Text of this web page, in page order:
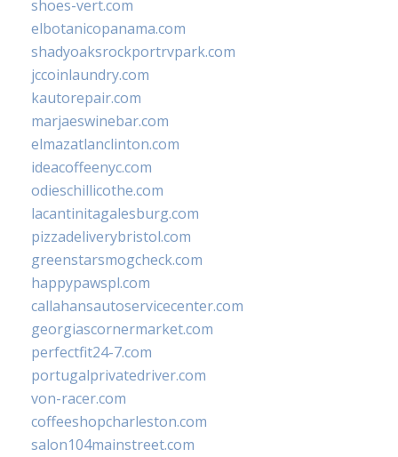
shoes-vert.com
elbotanicopanama.com
shadyoaksrockportrvpark.com
jccoinlaundry.com
kautorepair.com
marjaeswinebar.com
elmazatlanclinton.com
ideacoffeenyc.com
odieschillicothe.com
lacantinitagalesburg.com
pizzadeliverybristol.com
greenstarsmogcheck.com
happypawspl.com
callahansautoservicecenter.com
georgiascornermarket.com
perfectfit24-7.com
portugalprivatedriver.com
von-racer.com
coffeeshopcharleston.com
salon104mainstreet.com